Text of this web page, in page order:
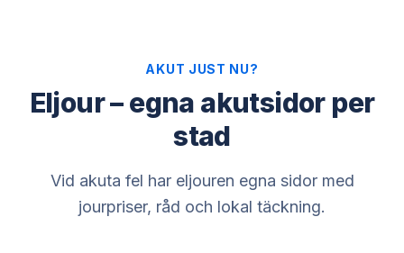
AKUT JUST NU?
Eljour – egna akutsidor per
stad
Vid akuta fel har eljouren egna sidor med
jourpriser, råd och lokal täckning.